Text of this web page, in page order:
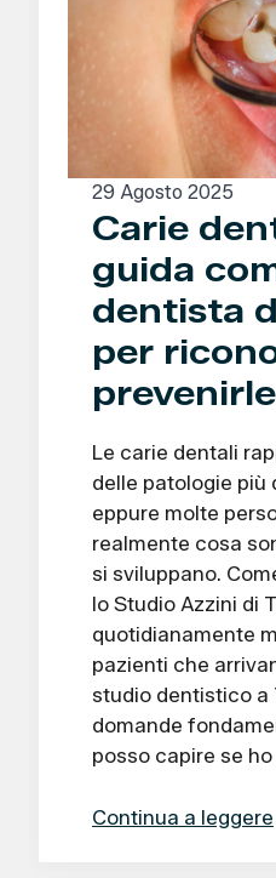
29 Agosto 2025
Carie
guida
dentista
per
Le carie dentali
delle patologie più
eppure molte
realmente cosa
si sviluppano.
lo Studio Azzini di
quotidianamente
pazienti che
studio dentistico a
domande
posso capire se
Continua a leggere